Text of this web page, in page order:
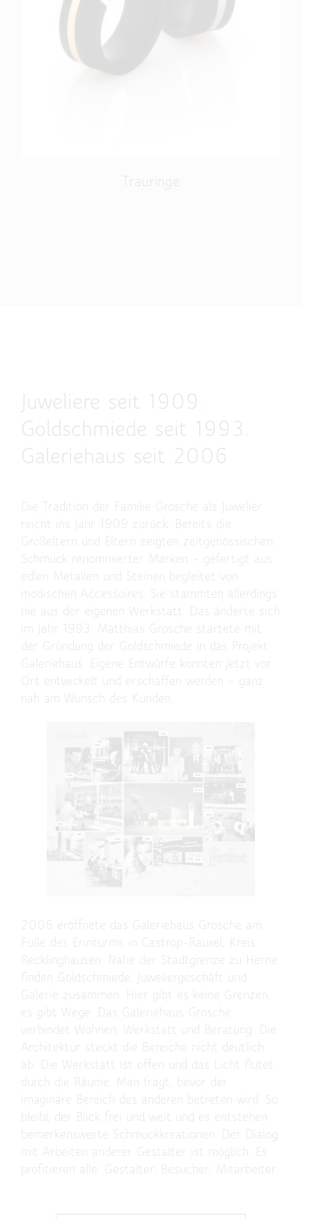
Trauringe
Juweliere seit 1909.
Goldschmiede seit 1993.
Galeriehaus seit 2006
Die Tradition der Familie Grosche als Juwelier
reicht ins Jahr 1909 zurück. Bereits die
Großeltern und Eltern zeigten zeitgenössischen
Schmuck renommierter Marken – gefertigt aus
edlen Metallen und Steinen begleitet von
modischen Accessoires. Sie stammten allerdings
nie aus der eigenen Werkstatt. Das änderte sich
im Jahr 1993. Matthias Grosche startete mit
der Gründung der Goldschmiede in das Projekt
Galeriehaus. Eigene Entwürfe konnten jetzt vor
Ort entwickelt und erschaffen werden – ganz
nah am Wunsch des Kunden.
2006 eröffnete das Galeriehaus Grosche am
Fuße des Erinturms in Castrop-Rauxel, Kreis
Recklinghausen. Nahe der Stadtgrenze zu Herne
finden Goldschmiede, Juweliergeschäft und
Galerie zusammen. Hier gibt es keine Grenzen,
es gibt Wege. Das Galeriehaus Grosche
verbindet Wohnen, Werkstatt und Beratung. Die
Architektur steckt die Bereiche nicht deutlich
ab. Die Werkstatt ist offen und das Licht flutet
durch die Räume. Man fragt, bevor der
imaginäre Bereich des anderen betreten wird. So
bleibt der Blick frei und weit und es entstehen
bemerkenswerte Schmuckkreationen. Der Dialog
mit Arbeiten anderer Gestalter ist möglich. Es
profitieren alle: Gestalter, Besucher, Mitarbeiter.